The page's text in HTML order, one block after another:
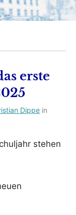
erste
Dippe in
stehen